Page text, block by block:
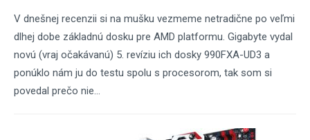
V dnešnej recenzii si na mušku vezmeme netradične po veľmi
dlhej dobe základnú dosku pre AMD platformu. Gigabyte vydal
novú (vraj očakávanú) 5. revíziu ich dosky 990FXA-UD3 a
ponúklo nám ju do testu spolu s procesorom, tak som si
povedal prečo nie...